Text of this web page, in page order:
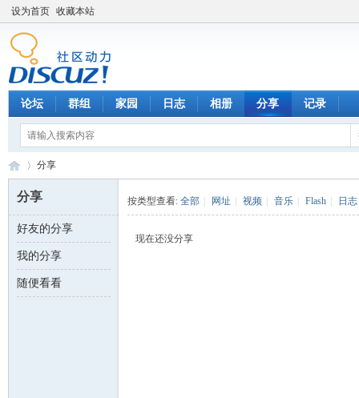
设为首页 收藏本站
论坛 群组 家园 日志 相册 分享 记录
数 ›
分享
分享
好友的分享
我的分享
随便看看
按类型查看: 全部 网址 视频 音乐 Flash 日志
现在还没分享